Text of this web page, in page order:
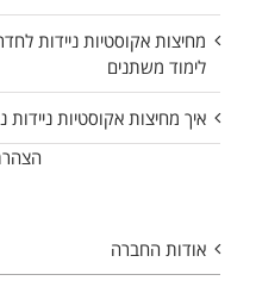
מחיצות אקוסטיות ניידות
לימוד משתנים
איך מחיצות אקוסטיות
אודות החברה